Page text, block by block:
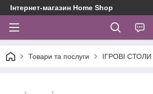
Інтернет-магазин Home Shop
Товари та послуги ІГРОВІ